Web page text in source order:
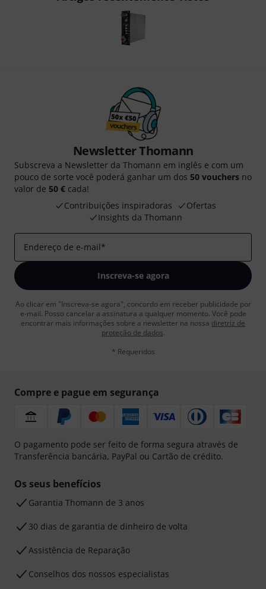
Newsletter Thomann
Subscreva a Newsletter da Thomann em inglês e com um
pouco de sorte você poderá ganhar um dos 50 vouchers no
valor de 50 € cada!
Contribuições inspiradoras
Ofertas
Insights da Thomann
Endereço de e-mail*
Inscreva-se agora
Ao clicar em "Inscreva-se agora", concordo em receber publicidade por
e-mail. Posso cancelar a assinatura a qualquer momento. Você pode
encontrar mais informações sobre a newsletter na nossa diretriz de
proteção de dados.
* Requeridos
Compre e pague em segurança
O pagamento pode ser feito de forma segura através de
Transferência bancária, PayPal ou Cartão de crédito.
Os seus benefícios
Garantia Thomann de 3 anos
30 dias de garantia de dinheiro de volta
Assistência de Reparação
Conselhos dos nossos especialistas